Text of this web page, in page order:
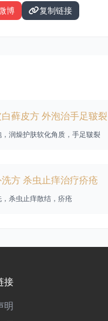
博 复制链接
藓皮方 外泡治手足皲裂
润燥护肤软化角质，手足皲裂
方 杀虫止痒治疗疥疮
杀虫止痒散结，疥疮
接
明